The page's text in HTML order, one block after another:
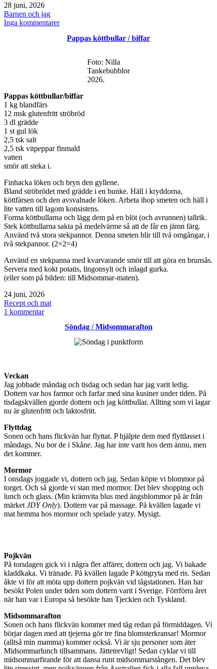
Publicerat
den
28 juni, 2026
Kategoriserat
som
Barnen och jag
Inga kommentarertill
Pappas köttbullar / biffar
Foto: Nilla
Tankebubblor
2026.
Pappas köttbullar/biffar
1 kg blandfärs
12 msk glutenfritt ströbröd
3 dl grädde
1 st gul lök
2,5 tsk salt
2,5 tsk vitpeppar finmald
vatten
smör att steka i.
Finhacka löken och bryn den gyllene.
Bland ströbrödet med grädde i en bunke. Häll i kryddorna,
köttfärsen och den avsvalnade löken. Arbeta ihop smeten och häll i
lite vatten till lagom konsistens.
Forma köttbullarna och lägg dem på en blöt (och avrunnen) tallrik.
Stek köttbullarna sakta på medelvärme så att de får en jämn färg.
Använd två stora stekpannor. Denna smeten blir till två omgångar, i
två stekpannor. (2×2=4)
Använd en stekpanna med kvarvarande smör till att göra en brunsås.
Servera med kokt potatis, lingonsylt och inlagd gurka.
(eller som på bilden: till Midsommar-maten).
Publicerat
den
24 juni, 2026
Kategoriserat
som
Recept och mat
1 kommentartill
köttbullarSöndag / Midsommarafton
Veckan
Jag jobbade måndag och tisdag och sedan har jag varit ledig.
Dottern var hos farmor och farfar med sina kusiner under tiden. På
tisdagskvällen gjorde dottern och jag köttbullar. Allting som vi lagar
nu är glutenfritt och laktosfritt.
Flyttdag
Sonen och hans flickvän har flyttat. P hjälpte dem med flyttlasset i
måndags. Nu bor de i Skåne. Jag har inte varit hos dem ännu, men
det kommer.
Mormor
I onsdags joggade vi, dottern och jag. Sedan köpte vi blommor på
torget. Och så gjorde vi stan med mormor. Det blev shopping och
lunch och glass. (Min krämvita blus med ängsblommor på är från
märket JDY Only). Dottern var på massage. På kvällen lagade vi
mat hemma hos mormor och spelade yatzy. Mysigt.
Pojkvän
På torsdagen gick vi i några fler affärer, dottern och jag. Vi bakade
kladdkaka. Vi tränade. På kvällen lagade P köttgryta med ris. Sedan
åkte vi för att möta upp dottern pojkvän vid tågstationen. Han har
besökt Polen under tiden som dottern varit i Sverige. Förrförra året
när han var i Europa så besökte han Tjeckien och Tyskland.
Midsommarafton
Sonen och hans flickvän kommer med tåg redan på förmiddagen. Vi
börjar dagen med att tjejerna gör tre fina blomsterkransar! Mormor
(alltså min mamma) kommer också. Vi är sju personer som äter
Midsommarlunch tillsammans. Jättetrevligt! Sedan cyklar vi till
midsommarfirande för att dansa runt midsommarstången. Det blev